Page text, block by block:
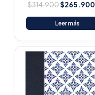
$314.900$265.900
Leer más